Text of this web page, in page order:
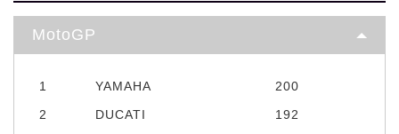
MotoGP
1 YAMAHA
200
2
DUCATI
192